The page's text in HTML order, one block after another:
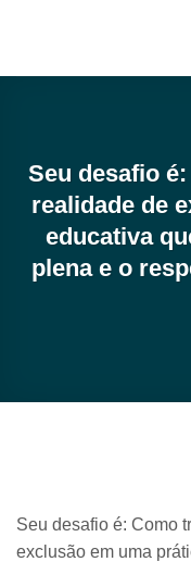
Seu desafio
realidade de
educativa
plena e o
Seu desafio é: Como
exclusão em uma